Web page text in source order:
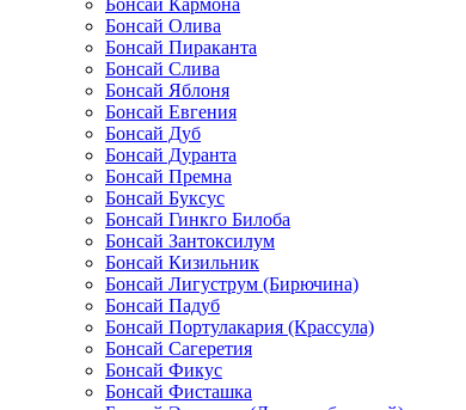
Бонсай Кармона
Бонсай Олива
Бонсай Пираканта
Бонсай Слива
Бонсай Яблоня
Бонсай Евгения
Бонсай Дуб
Бонсай Дуранта
Бонсай Премна
Бонсай Буксус
Бонсай Гинкго Билоба
Бонсай Зантоксилум
Бонсай Кизильник
Бонсай Лигуструм (Бирючина)
Бонсай Падуб
Бонсай Портулакария (Крассула)
Бонсай Сагеретия
Бонсай Фикус
Бонсай Фисташка